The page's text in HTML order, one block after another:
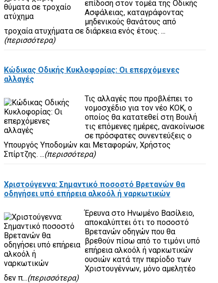
επίδοση στον τομέα της Οδικής
Ασφάλειας, καταγράφοντας
μηδενικούς θανάτους από
τροχαία ατυχήματα σε διάρκεια ενός έτους. ...
(περισσότερα)
Κώδικας Οδικής Κυκλοφορίας: Οι επερχόμενες
αλλαγές
Τις αλλαγές που προβλέπει το
νομοσχέδιο για τον νέο ΚΟΚ, ο
οποίος θα κατατεθεί στη Βουλή
τις επόμενες ημέρες, ανακοίνωσε
σε πρόσφατες συνεντεύξεις ο
Υπουργός Υποδομών και Μεταφορών, Χρήστος
Σπίρτζης. ...(περισσότερα)
Χριστούγεννα: Σημαντικό ποσοστό Βρετανών θα
οδηγήσει υπό επήρεια αλκοόλ ή ναρκωτικών
Έρευνα στο Ηνωμένο Βασίλειο,
αποκαλύπτει ότι το ποσοστό
Βρετανών οδηγών που θα
βρεθούν πίσω από το τιμόνι υπό
επήρεια αλκοόλ ή ναρκωτικών
ουσιών κατά την περίοδο των
Χριστουγέννων, μόνο αμελητέο
δεν π...(περισσότερα)